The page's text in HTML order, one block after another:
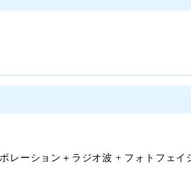
レーション＋ラジオ波 + フォトフェイ